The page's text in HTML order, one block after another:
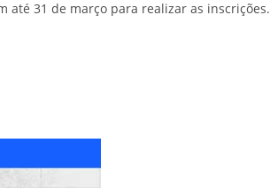
até 31 de março para realizar as inscrições.